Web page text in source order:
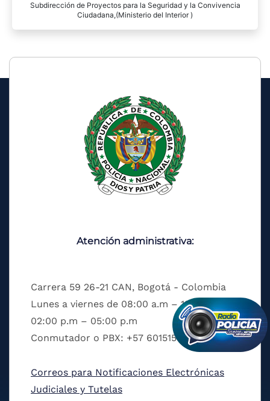
Subdirección de Proyectos para la Seguridad y la Convivencia
Ciudadana,(Ministerio del Interior )
Atención administrativa:
Carrera 59 26-21 CAN, Bogotá - Colombia
Lunes a viernes de 08:00 a.m – 12:00 p.m y
02:00 p.m – 05:00 p.m
Conmutador o PBX: +57 6015159000
Correos para Notificaciones Electrónicas
Judiciales y Tutelas